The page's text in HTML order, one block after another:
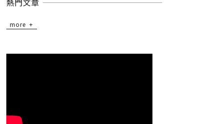
熱門文章
more